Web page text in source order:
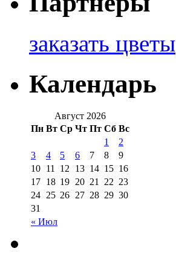
заказать цветы
Календарь
Август 2026
Пн Вт Ср Чт Пт Сб Вс
« Июл
1
2
3
4 5 6 7 8
9
10 11 12 13 14 15 16
17 18 19 20 21 22 23
24 25 26 27 28 29 30
31